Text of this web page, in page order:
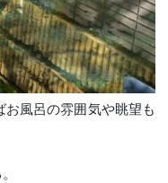
風呂の雰囲気や眺望も